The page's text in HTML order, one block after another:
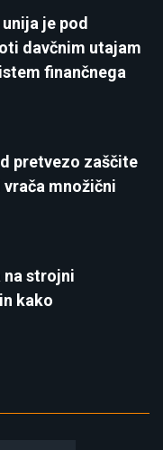
je pod
davčnim utajam
finančnega
pretvezo zaščite
množični
na strojni
kako